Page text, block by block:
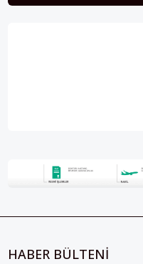
HABER BÜLTENİ